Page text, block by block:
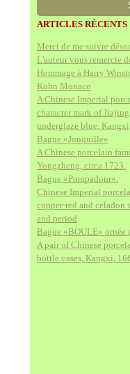
ARTICLES RÉCENTS
Merci de me suivre
L'auteur vous remercie
Hommage à Harry
Kohn Monaco
A Chinese Imperial
character mark of
underglaze blue,
Bague «Jonquille»
A Chinese porcelain
Yongzheng, circa 1723.
Bague «Pompadour».
Chinese Imperial
copper-red and celadon
and period
Bague «BOULE» ornée
A pair of Chinese
bottle vases, Kangxi,